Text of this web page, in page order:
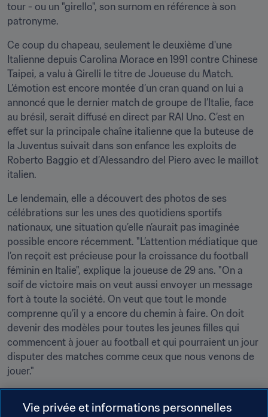
tour - ou un "girello", son surnom en référence à son
patronyme.
Ce coup du chapeau, seulement le deuxième d'une
Italienne depuis Carolina Morace en 1991 contre Chinese
Taipei, a valu à Girelli le titre de Joueuse du Match.
L’émotion est encore montée d’un cran quand on lui a
annoncé que le dernier match de groupe de l’Italie, face
au brésil, serait diffusé en direct par RAI Uno. C’est en
effet sur la principale chaîne italienne que la buteuse de
la Juventus suivait dans son enfance les exploits de
Roberto Baggio et d’Alessandro del Piero avec le maillot
italien.
Le lendemain, elle a découvert des photos de ses
célébrations sur les unes des quotidiens sportifs
nationaux, une situation qu’elle n’aurait pas imaginée
possible encore récemment. "L’attention médiatique que
l’on reçoit est précieuse pour la croissance du football
féminin en Italie", explique la joueuse de 29 ans. "On a
soif de victoire mais on veut aussi envoyer un message
fort à toute la société. On veut que tout le monde
comprenne qu’il y a encore du chemin à faire. On doit
devenir des modèles pour toutes les jeunes filles qui
commencent à jouer au football et qui pourraient un jour
disputer des matches comme ceux que nous venons de
jouer."
Vie privée et informations personnelles